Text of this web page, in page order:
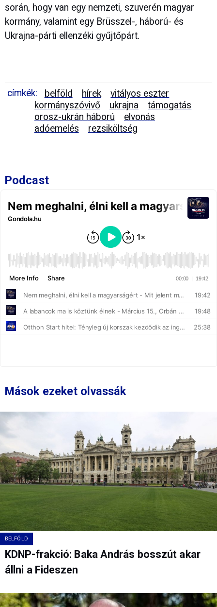
során, hogy van egy nemzeti, szuverén magyar
kormány, valamint egy Brüsszel-, háború- és
Ukrajna-párti ellenzéki gyűjtőpárt.
címkék: belföld hírek
vitályos eszter
kormányszóvivő
ukrajna
támogatás
orosz-ukrán háború
elvonás
adóemelés
rezsiköltség
Podcast
Mások ezeket olvassák
BELFÖLD
KDNP-frakció: Baka András bosszút akar
állni a Fideszen